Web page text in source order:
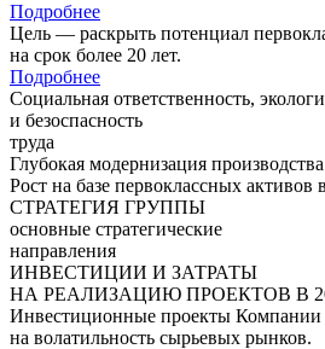
Подробнее
Цель — раскрыть потенциал
на срок более 20 лет.
Подробнее
Социальная ответственность,
и безоспасность
труда
Глубокая модернизация производства
Рост на базе первоклассных
СТРАТЕГИЯ ГРУППЫ
основные стратегические
направления
ИНВЕСТИЦИИ И ЗАТРАТЫ
НА РЕАЛИЗАЦИЮ ПРОЕКТОВ В
Инвестиционные проекты Компании
на волатильность сырьевых рынков.